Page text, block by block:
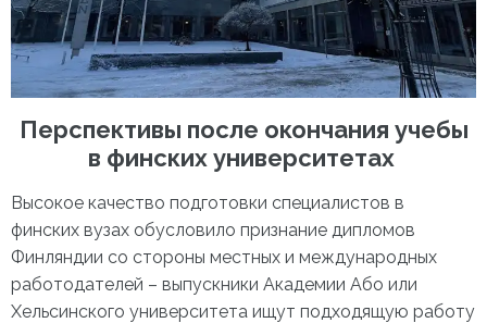
Перспективы после окончания учебы
в финских университетах
Высокое качество подготовки специалистов в
финских вузах обусловило признание дипломов
Финляндии со стороны местных и международных
работодателей – выпускники Академии Або или
Хельсинского университета ищут подходящую работу